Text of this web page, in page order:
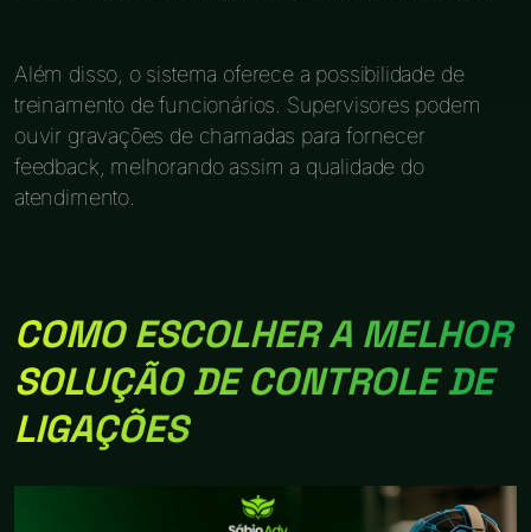
Além disso, o sistema oferece a possibilidade de
treinamento de funcionários. Supervisores podem
ouvir gravações de chamadas para fornecer
feedback, melhorando assim a qualidade do
atendimento.
COMO ESCOLHER A MELHOR
SOLUÇÃO DE CONTROLE DE
LIGAÇÕES